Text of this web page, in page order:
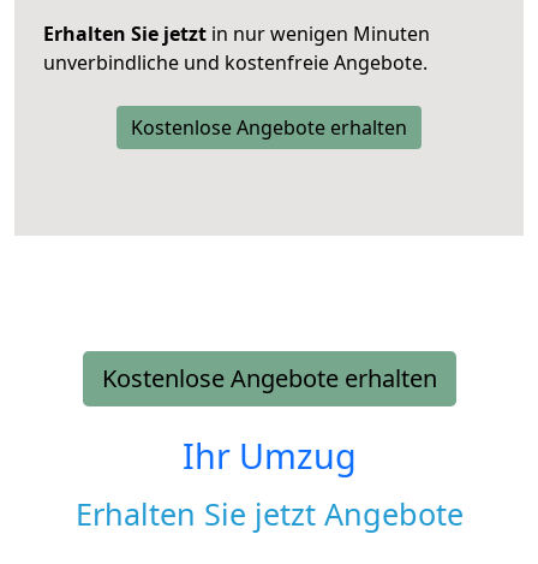
Erhalten Sie jetzt in nur wenigen Minuten
unverbindliche und kostenfreie Angebote.
Kostenlose Angebote erhalten
Kostenlose Angebote erhalten
Ihr Umzug
Erhalten Sie jetzt Angebote